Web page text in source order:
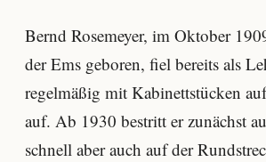
Bernd Rosemeyer, im Oktober
der Ems geboren, fiel bereits als
regelmäßig mit Kabinettstücken
auf. Ab 1930 bestritt er zunächst
schnell aber auch auf der